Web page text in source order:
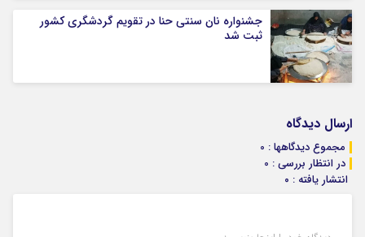
جشنواره نان سنتی حنا در تقویم گردشگری کشور
ثبت شد
ارسال دیدگاه
مجموع دیدگاهها : 0
در انتظار بررسی : 0
انتشار یافته : ۰